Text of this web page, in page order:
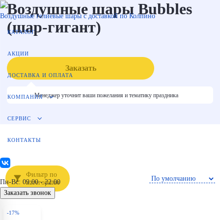
Воздушные гелиевые шары с доставкой по Колпино
КАТАЛОГ
АКЦИИ
ДОСТАВКА И ОПЛАТА
КОМПАНИЯ
СЕРВИС
КОНТАКТЫ
Пн-Вс: 09:00 - 22:00
Заказать звонок
Воздушные шары Bubbles
(шар-гигант)
Заказать
Менеджер уточнит ваши пожелания и тематику праздника
Фильтр по
категориям
-17%